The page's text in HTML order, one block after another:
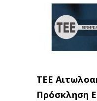
ΤΕΕ
Πρόσκληση